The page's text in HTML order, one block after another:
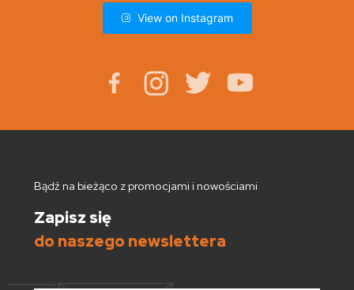
View on Instagram
Bądź na bieżąco z promocjami i nowościami
Zapisz się
do naszego newslettera